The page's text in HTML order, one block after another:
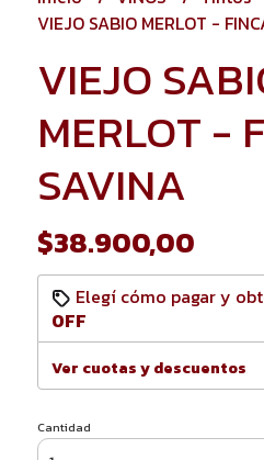
VIEJO SABIO MERLOT -
VIEJO
MERLOT -
SAVINA
$38.900,00
Elegí cómo pagar y
OFF
Ver cuotas y descuentos
Cantidad